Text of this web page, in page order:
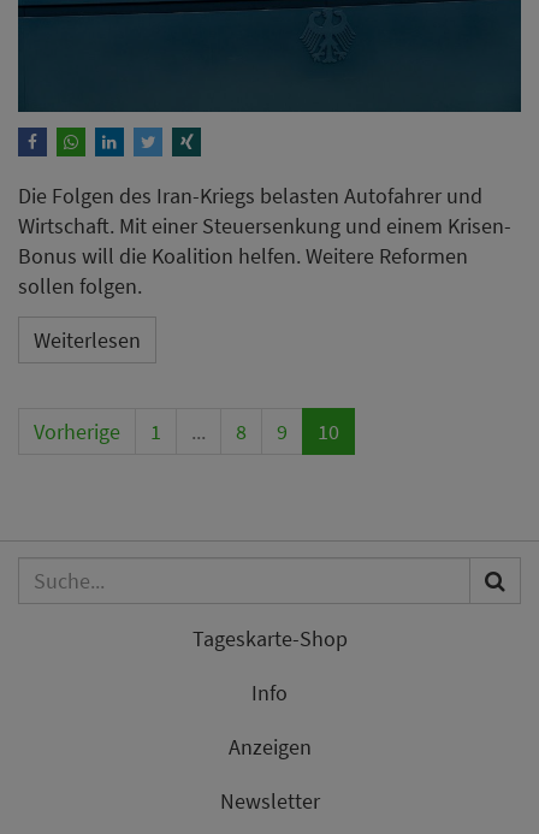
Die Folgen des Iran-Kriegs belasten Autofahrer und
Wirtschaft. Mit einer Steuersenkung und einem Krisen-
Bonus will die Koalition helfen. Weitere Reformen
sollen folgen.
Weiterlesen
Vorherige 1 ... 8 9 10
Tageskarte-Shop
Info
Anzeigen
Newsletter